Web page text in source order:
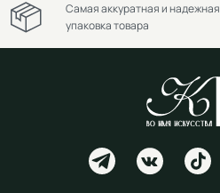
Самая аккуратная и надежная
упаковка товара